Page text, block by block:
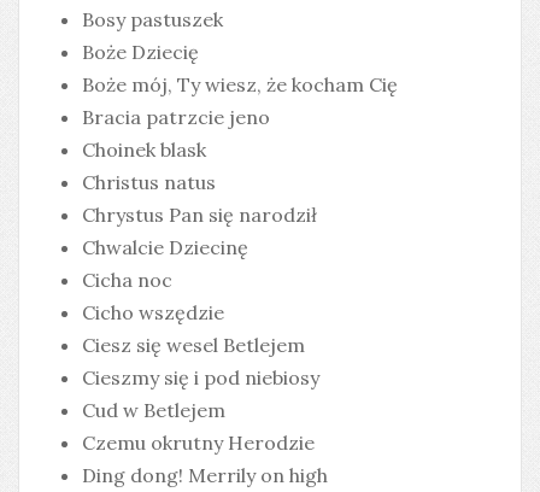
Bosy pastuszek
Boże Dziecię
Boże mój, Ty wiesz, że kocham Cię
Bracia patrzcie jeno
Choinek blask
Christus natus
Chrystus Pan się narodził
Chwalcie Dziecinę
Cicha noc
Cicho wszędzie
Ciesz się wesel Betlejem
Cieszmy się i pod niebiosy
Cud w Betlejem
Czemu okrutny Herodzie
Ding dong! Merrily on high